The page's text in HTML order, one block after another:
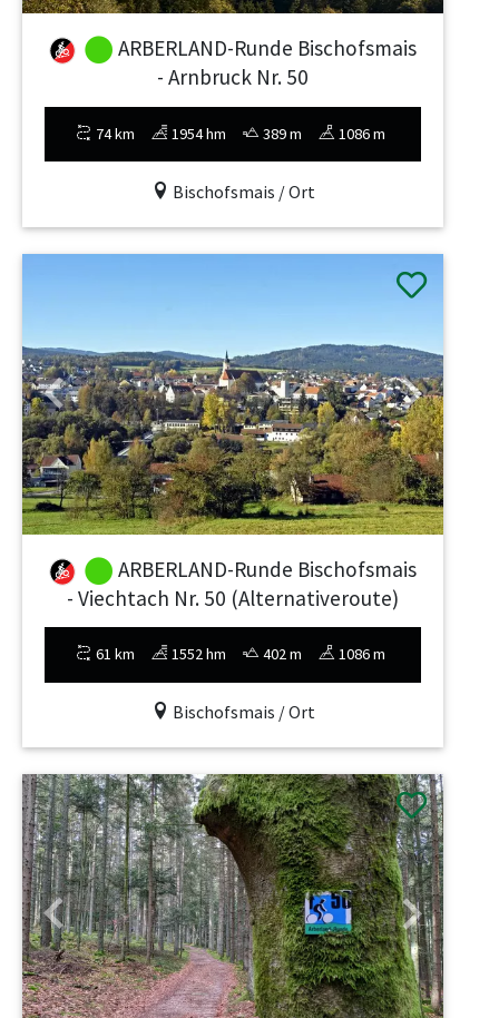
ARBERLAND-Runde Bischofsmais
- Arnbruck Nr. 50
74 km 1954 hm 389 m 1086 m
Bischofsmais / Ort
Previous Next
ARBERLAND-Runde Bischofsmais
- Viechtach Nr. 50 (Alternativeroute)
61 km 1552 hm 402 m 1086 m
Bischofsmais / Ort
Previous Next